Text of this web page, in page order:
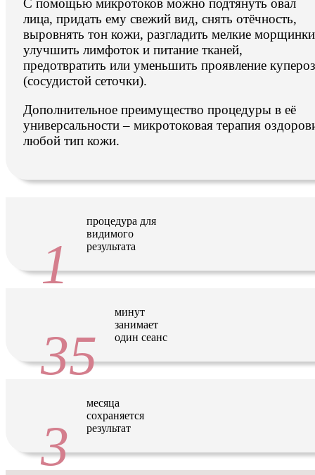
С помощью микротоков можно подтянуть овал
лица, придать ему свежий вид, снять отёчность,
выровнять тон кожи, разгладить мелкие
улучшить лимфоток и питание тканей,
предотвратить или уменьшить проявление
(сосудистой сеточки).
Дополнительное преимущество процедуры в её
универсальности – микротоковая терапия
любой тип кожи.
1
процедура для
видимого
результата
35
минут
занимает
один сеанс
3
месяца
сохраняется
результат